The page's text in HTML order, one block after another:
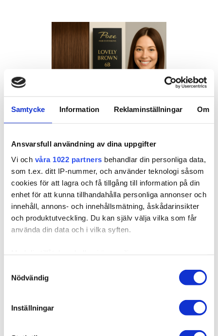
Samtycke Information Reklaminställningar Om
Ansvarsfull användning av dina uppgifter
Vi och våra 1022 partners behandlar din personliga data,
som t.ex. ditt IP-nummer, och använder teknologi såsom
cookies för att lagra och få tillgång till information på din
enhet för att kunna tillhandahålla personliga annonser och
innehåll, annons- och innehållsmätning, åskådarinsikter
och produktutveckling. Du kan själv välja vilka som får
använda din data och i vilka syften.
kan ha en noggrannhet på upp till flera meter
Ta reda på mer om hur dina personliga uppgifter
Nödvändig
Inställningar
Poze Premium Clip & Go Pidennykset - 125g Lovely
Brown 6B - 60cm
Saatavilla useissa versioissa
Hiukset sinulle, joka asetat suuret vaatimukset laadulle ja
eliniälle. Yksink...